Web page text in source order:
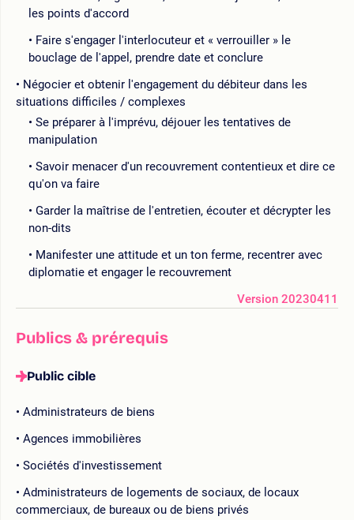
les points d'accord
Faire s'engager l'interlocuteur et « verrouiller » le
bouclage de l'appel, prendre date et conclure
Négocier et obtenir l'engagement du débiteur dans les
situations difficiles / complexes
Se préparer à l'imprévu, déjouer les tentatives de
manipulation
Savoir menacer d'un recouvrement contentieux et dire ce
qu'on va faire
Garder la maîtrise de l'entretien, écouter et décrypter les
non-dits
Manifester une attitude et un ton ferme, recentrer avec
diplomatie et engager le recouvrement
Version 20230411
Publics & prérequis
Public cible
Administrateurs de biens
Agences immobilières
Sociétés d'investissement
Administrateurs de logements de sociaux, de locaux
commerciaux, de bureaux ou de biens privés